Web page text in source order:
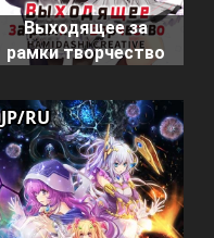
Выходящее за
рамки творчество
JP/RU